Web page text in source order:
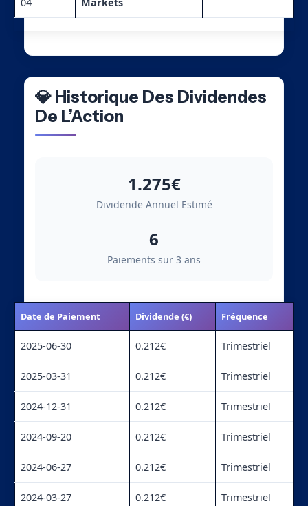
💎 Historique Des Dividendes
De L’Action
1.275€
Dividende Annuel Estimé
6
Paiements sur 3 ans
Date de Paiement Dividende (€) Fréquence
2025-06-30 0.212€ Trimestriel
2025-03-31 0.212€ Trimestriel
2024-12-31 0.212€ Trimestriel
2024-09-20 0.212€ Trimestriel
2024-06-27 0.212€ Trimestriel
2024-03-27 0.212€ Trimestriel